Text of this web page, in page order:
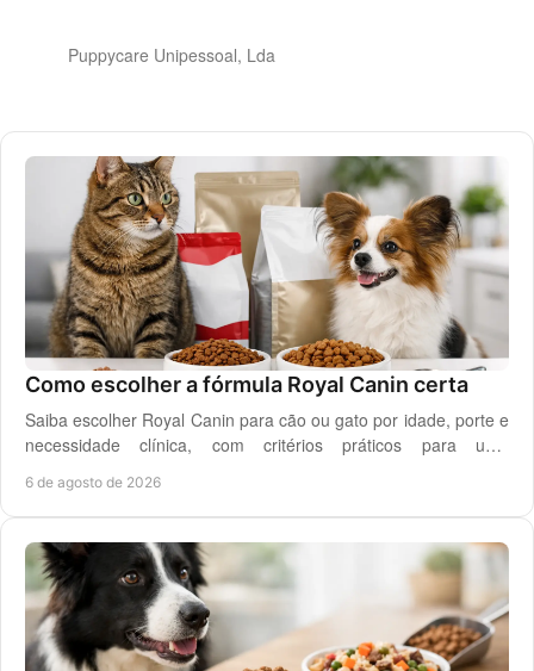
Puppycare Unipessoal, Lda
Como escolher a fórmula Royal Canin certa
Saiba escolher Royal Canin para cão ou gato por idade, porte e
necessidade clínica, com critérios práticos para uma
6 de agosto de 2026